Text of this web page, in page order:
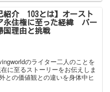
紹介 103とは】オースト
永住権に至った経緯 パー
国理由と挑戦
のライター二人のことを
に至るストーリーをお伝えしま
との価値観との違いを身体中ヒ